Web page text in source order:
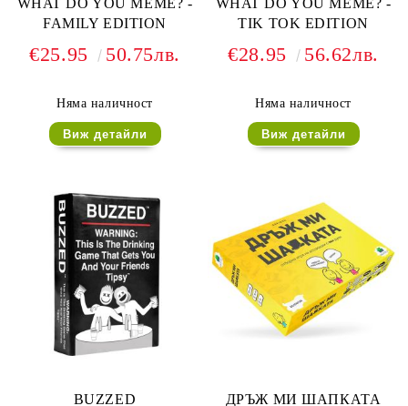
WHAT DO YOU MEME? -
FAMILY EDITION
€25.95 50.75лв.
Няма наличност
Виж детайли
WHAT DO YOU MEME? -
TIK TOK EDITION
€28.95 56.62лв.
Няма наличност
Виж детайли
BUZZED ДРЪЖ МИ ШАПКАТА